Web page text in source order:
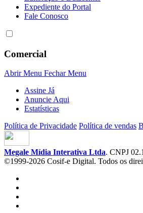
Expediente do Portal
Fale Conosco
Comercial
Abrir Menu Fechar Menu
Assine Já
Anuncie Aqui
Estatísticas
Política de Privacidade Política de vendas
Megale Mídia Interativa Ltda. CNPJ
©1999-2026 Cosif-e Digital. Todos os